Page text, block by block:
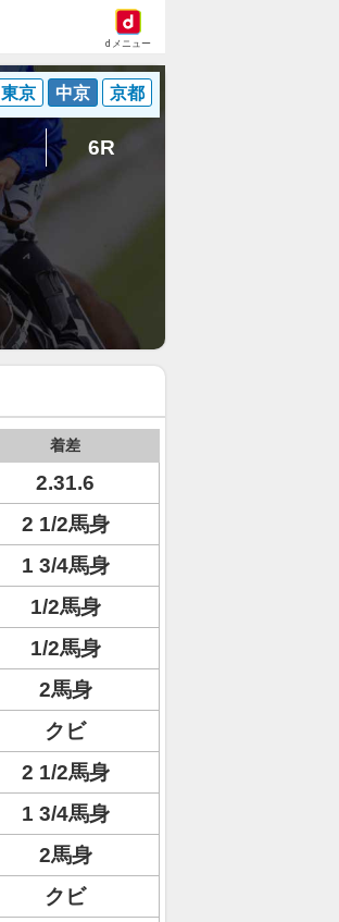
dメニュー
東京 中京 京都
6R
着差
2.31.6
2 1/2馬身
1 3/4馬身
1/2馬身
1/2馬身
2馬身
クビ
2 1/2馬身
1 3/4馬身
2馬身
クビ